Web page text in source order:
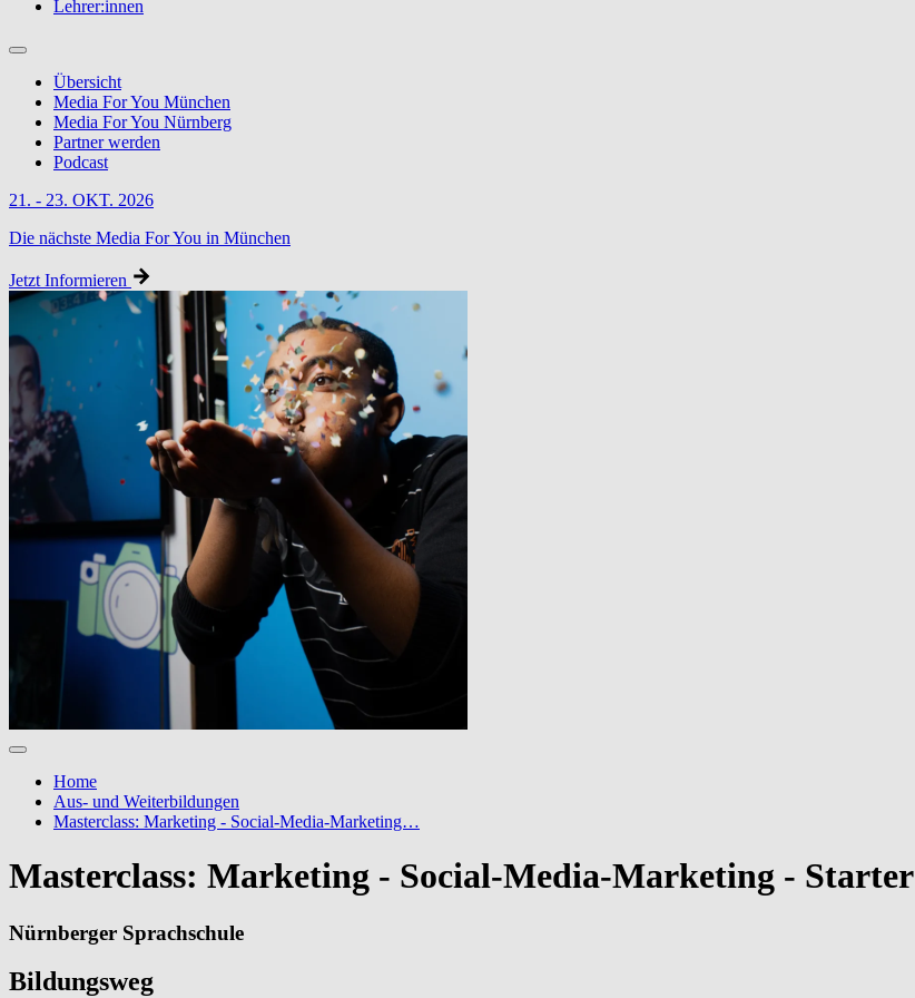
Lehrer:innen
Übersicht
Media For You München
Media For You Nürnberg
Partner werden
Podcast
21. - 23. OKT. 2026
Die nächste Media For You in München
Jetzt Informieren
Home
Aus- und Weiterbildungen
Masterclass: Marketing - Social-Media-Marketing…
Masterclass: Marketing - Social-Media-Marketing - Starter
Nürnberger Sprachschule
Bildungsweg